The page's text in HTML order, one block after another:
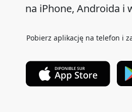
na iPhone, Androida i
Pobierz aplikację na telefon i